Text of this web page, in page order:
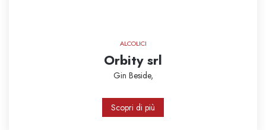
ALCOLICI
Orbity srl
Gin Beside,
Scopri di più